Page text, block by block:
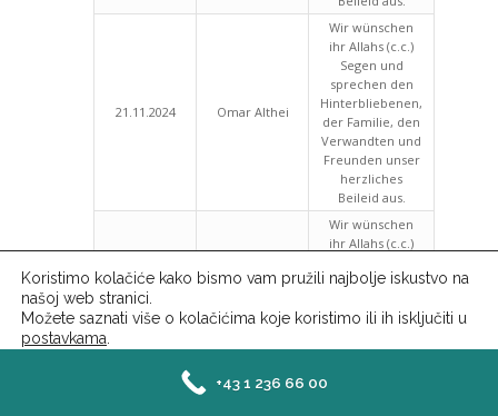
21.11.2024 Omar Althei
Wir wünschen
ihr Allahs (c.c.)
Segen und
sprechen den
Hinterbliebenen,
der Familie, den
Verwandten und
Freunden unser
herzliches
Beileid aus.
19.11.2024
Bektas
Wir wünschen
ihr Allahs (c.c.)
sprechen den
der Familie, den
Koristimo kolačiće kako bismo vam pružili najbolje iskustvo na
našoj web stranici.
Možete saznati više o kolačićima koje koristimo ili ih isključiti u
postavkama
Postavke
+43 1 236 66 00